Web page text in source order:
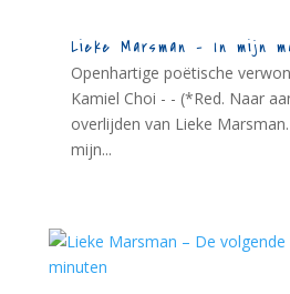
Lieke Marsman – In mijn
Openhartige poëtische
Kamiel Choi - - (*Red. Naar
overlijden van Lieke
mijn...